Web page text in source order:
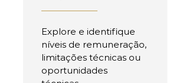
Explore e identifique
níveis de remuneração,
limitações técnicas ou
oportunidades